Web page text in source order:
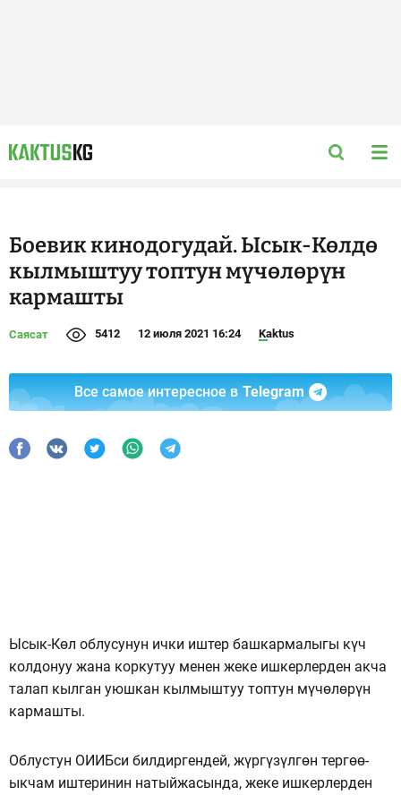
Боевик кинодогудай. Ысык-Көлдө
кылмыштуу топтун мүчөлөрүн
кармашты
Саясат 5412 12 июля 2021 16:24 Kaktus
Все самое интересное в Telegram
Ысык-Көл облусунун ички иштер башкармалыгы күч
колдонуу жана коркутуу менен жеке ишкерлерден акча
талап кылган уюшкан кылмыштуу топтун мүчөлөрүн
кармашты.
Облустун ОИИБси билдиргендей, жүргүзүлгөн тергөө-
ыкчам иштеринин натыйжасында, жеке ишкерлерден